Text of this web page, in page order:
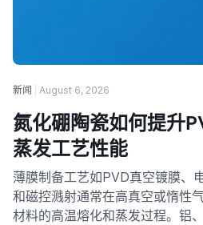
新闻 August 6, 2026
氮化硼陶瓷如何提升
蒸发工艺性能
薄膜制备工艺如PVD真空镀膜、
和磁控溅射通常在高真空或惰性
材料的高温熔化和蒸发过程。铝